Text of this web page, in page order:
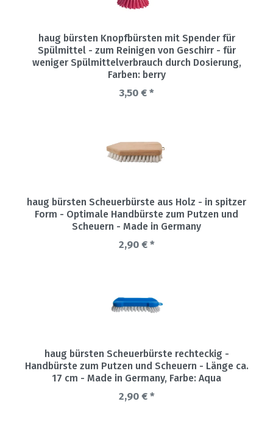
haug bürsten Knopfbürsten mit Spender für
Spülmittel - zum Reinigen von Geschirr - für
weniger Spülmittelverbrauch durch Dosierung,
Farben: berry
3,50 € *
haug bürsten Scheuerbürste aus Holz - in spitzer
Form - Optimale Handbürste zum Putzen und
Scheuern - Made in Germany
2,90 € *
haug bürsten Scheuerbürste rechteckig -
Handbürste zum Putzen und Scheuern - Länge ca.
17 cm - Made in Germany, Farbe: Aqua
2,90 € *